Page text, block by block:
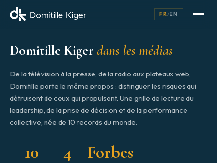
FR /EN
Domitille Kiger dans les médias
De la télévision à la presse, de la radio aux plateaux web,
Domitille porte le même propos : distinguer les risques qui
détruisent de ceux qui propulsent. Une grille de lecture du
leadership, de la prise de décision et de la performance
collective, née de 10 records du monde.
10 4 Forbes